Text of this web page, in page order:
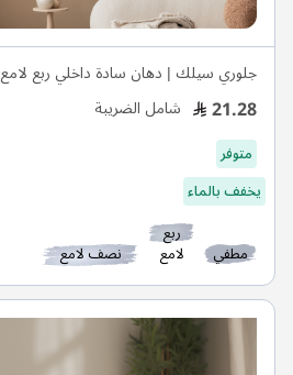
جلوري سيلك | دهان سادة داخلي ربع لامع
21.28 شامل الضريبة
متوفر
يخفف بالماء
مطفي
ربع
لامع نصف لامع